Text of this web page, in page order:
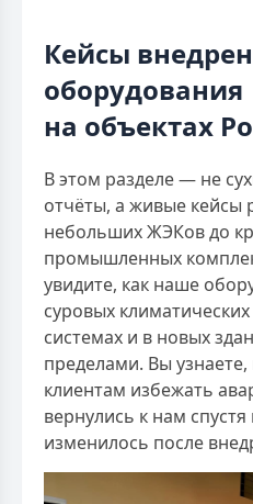
Кейсы
оборудования
на объектах
В этом разделе — не
отчёты, а живые кейсы
небольших ЖЭКов до
промышленных
увидите, как наше
суровых
системах и в новых
пределами. Вы
клиентам избежать
вернулись к нам
изменилось после